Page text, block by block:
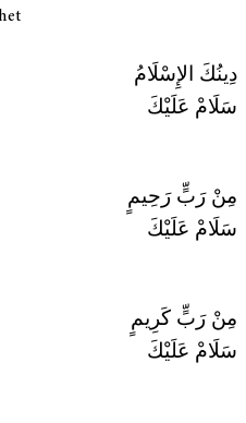
دِينُكَ الإِسْلَامُ
سَلَامْ عَلَيْكَ
مِنْ رَبٍّ رَحِيمٍ
سَلَامْ عَلَيْكَ
مِنْ رَبٍّ كَرِيمٍ
سَلَامْ عَلَيْكَ